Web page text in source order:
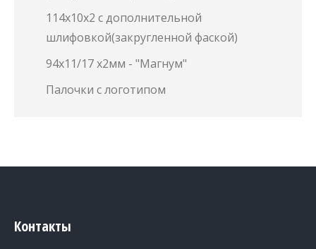
114х10х2 с дополнительной
шлифовкой(закругленной фаской)
94х11/17 х2мм - "Магнум"
Палочки с логотипом
Контакты